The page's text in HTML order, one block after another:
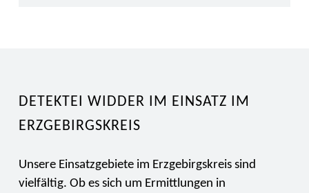
DETEKTEI WIDDER IM EINSATZ IM
ERZGEBIRGSKREIS
Unsere Einsatzgebiete im Erzgebirgskreis sind
vielfältig. Ob es sich um Ermittlungen in